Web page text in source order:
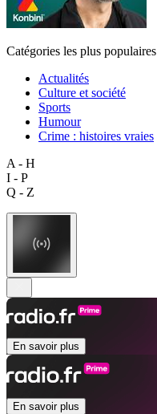
Catégories les plus populaires
Actualités
Culture et société
Sports
Humour
Crime : histoires vraies
A - H
I - P
Q - Z
En savoir plus
En savoir plus